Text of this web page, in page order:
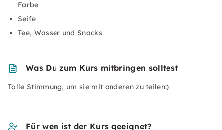
Farbe
Seife
Tee, Wasser und Snacks
Was Du zum Kurs mitbringen solltest
Tolle Stimmung, um sie mit anderen zu teilen:)
Für wen ist der Kurs geeignet?